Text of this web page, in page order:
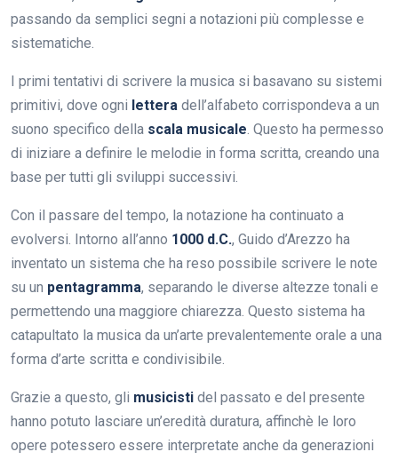
passando da semplici segni a notazioni più complesse e
sistematiche.
I primi tentativi di scrivere la musica si basavano su sistemi
primitivi, dove ogni lettera dell’alfabeto corrispondeva a un
suono specifico della scala musicale. Questo ha permesso
di iniziare a definire le melodie in forma scritta, creando una
base per tutti gli sviluppi successivi.
Con il passare del tempo, la notazione ha continuato a
evolversi. Intorno all’anno 1000 d.C., Guido d’Arezzo ha
inventato un sistema che ha reso possibile scrivere le note
su un pentagramma, separando le diverse altezze tonali e
permettendo una maggiore chiarezza. Questo sistema ha
catapultato la musica da un’arte prevalentemente orale a una
forma d’arte scritta e condivisibile.
Grazie a questo, gli musicisti del passato e del presente
hanno potuto lasciare un’eredità duratura, affinchè le loro
opere potessero essere interpretate anche da generazioni